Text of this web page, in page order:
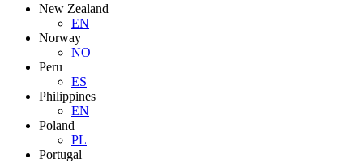
New Zealand
EN
Norway
NO
Peru
ES
Philippines
EN
Poland
PL
Portugal